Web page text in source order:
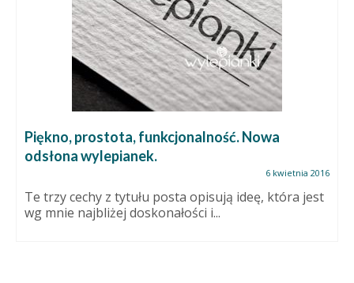
Piękno, prostota, funkcjonalność. Nowa
odsłona wylepianek.
6 kwietnia 2016
Te trzy cechy z tytułu posta opisują ideę, która jest
wg mnie najbliżej doskonałości i...